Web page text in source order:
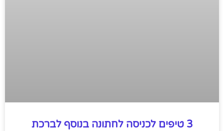
3 טיפים לכניסה לחתונה בנוסף לברכת